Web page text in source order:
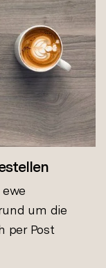
um die
per Post